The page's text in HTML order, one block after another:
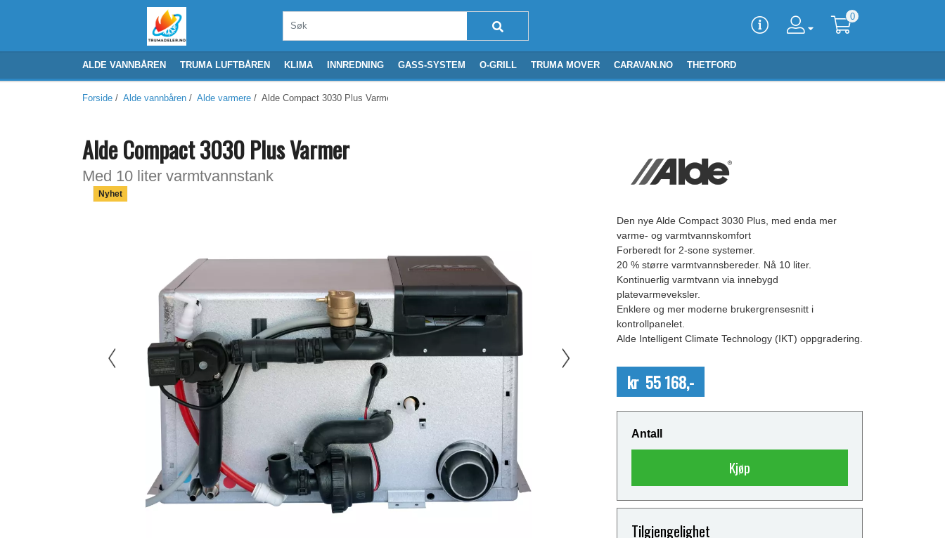
0
ALDE VANNBÅREN TRUMA LUFTBÅREN KLIMA INNREDNING GASS-SYSTEM O-GRILL TRUMA MOVER CARAVAN.NO THETFORD
Forside / Alde vannbåren / Alde varmere / Alde Compact 3030 Plus Varmer
Alde Compact 3030 Plus Varmer
Med 10 liter varmtvannstank
Nyhet
Den nye Alde Compact 3030 Plus, med enda mer
varme- og varmtvannskomfort
Forberedt for 2-sone systemer.
20 % større varmtvannsbereder. Nå 10 liter.
Kontinuerlig varmtvann via innebygd
platevarmeveksler.
Enklere og mer moderne brukergrensesnitt i
kontrollpanelet.
Alde Intelligent Climate Technology (IKT) oppgradering.
kr 55 168,-
Antall
Kjøp
Tilgjengelighet